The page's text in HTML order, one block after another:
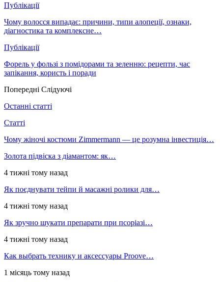
Публікації
Чому волосся випадає: причини, типи алопеції, ознаки,
діагностика та комплексне…
Публікації
Форель у фользі з помідорами та зеленню: рецепти, час
запікання, користь і поради
Попередні Слідуючі
Останні статті
Статті
Чому жіночі костюми Zimmermann — це розумна інвестиція…
Золота підвіска з діамантом: як…
4 тижні тому назад
Як поєднувати тейпи й масажні ролики для…
4 тижні тому назад
Як зручно шукати препарати при псоріазі…
4 тижні тому назад
Как выбрать технику и аксессуары Proove…
1 місяць тому назад